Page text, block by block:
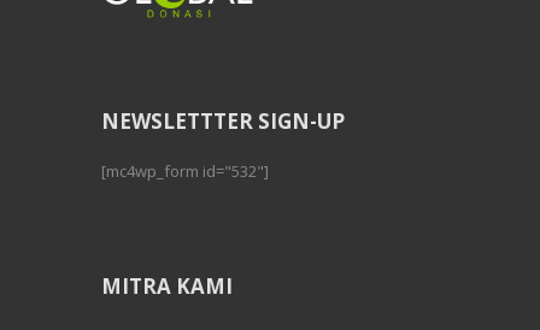
NEWSLETTTER SIGN-UP
[mc4wp_form id="532"]
MITRA KAMI